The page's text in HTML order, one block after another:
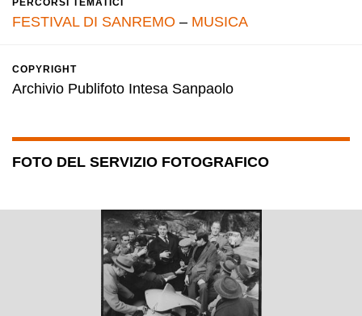
PERCORSI TEMATICI
FESTIVAL DI SANREMO – MUSICA
COPYRIGHT
Archivio Publifoto Intesa Sanpaolo
FOTO DEL SERVIZIO FOTOGRAFICO